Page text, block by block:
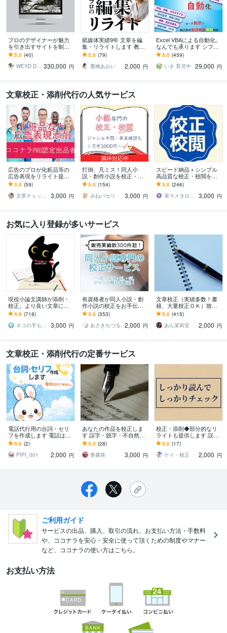
プロのデザイナーが魅力
を引き出すサイトを制作
します 【国内外で経験】
ブランディングを考えた
魅力を引き出すデザイン
5.0 (40)
WEYD DESIGN 330,000 円
紙媒体実績9年 文章を編
集・リライトします 教
材・情報誌・電子書籍の
編集経験有/低価格・高品
質
5.0 (79)
重橋あおい
2,000 円
Excel VBAによる自動化。
なんでも承ります シフト
自動化/在庫管理/書類作成/
ブラックボックスツール
保守
5.0 (459)
いき 育児中
29,000 円
文章校正・添削代行の人気サービス
広告のプロが化粧品等の
広告表現をリライト提案
します 化粧品などのLP、
HP、記事、広告制作物な
ど丸ごとおまかせ！
5.0 (59)
文章チェックオフィス
3,000 円
満枠対応中
打倒、凡ミス！同人小
説・創作小説を校正・校
閲します 事実確認も。校
正士の精読で、誤字脱字
を減らし完成度を高めま
5.0 (154)
みねパセリ
3,000 円
スピード納品＋シンプル
高品質な校正・校閲をし
ます オールジャンルあら
ゆる文章にスピード対
応！プロの研究者兼作家
5.0 (246)
筆マメタロー。
3,000 円
お気に入り登録が多いサービス
現役小論文講師が添削・
校正。より良い文章に変
えます 文章で目的を叶え
る！ビジネス・対人関
係・生活をグッと豊か
4.9 (718)
ネコの手も借りたい＠青山舎
3,000 円
有資格者が同人小説・創
作小説の校正をお手伝い
します 即納可！実績300
件超！二次創作やBL・GL
も歓迎です
5.0 (353)
あさきちづる
2,000 円
文章校正（実績多数！書
籍、大量校正ＯＫ）致し
ます 確実な実績♥正しい
日本語・読みやすい文章
へ！
5.0 (415)
あん茉莉安
2,000 円
文章校正・添削代行の定番サービス
電話代行用の台詞・セリ
フを作成します 電話はか
けませんでも「何をどう
話すか」は全部作ります
5.0 (2)
PIPI_001
2,000 円
あなたの作品を校正しま
す 誤字・脱字・不自然な
セリフ…執筆の不安をサ
ポート！
5.0 (28)
香露茶
3,000 円
校正・添削◆部分的なリ
ライトも提供します 誤字
脱字、構成、表現のチェ
ック。簡易な調査もおこ
ないます
5.0 (17)
ケイ・校正
2,000 円
ご利用ガイド
サービスの出品、購入、取引の流れ、お支払い方法・手数料
や、ココナラを安心・安全に使って頂くための制度やマナー
など、ココナラの使い方はこちら。
お支払い方法